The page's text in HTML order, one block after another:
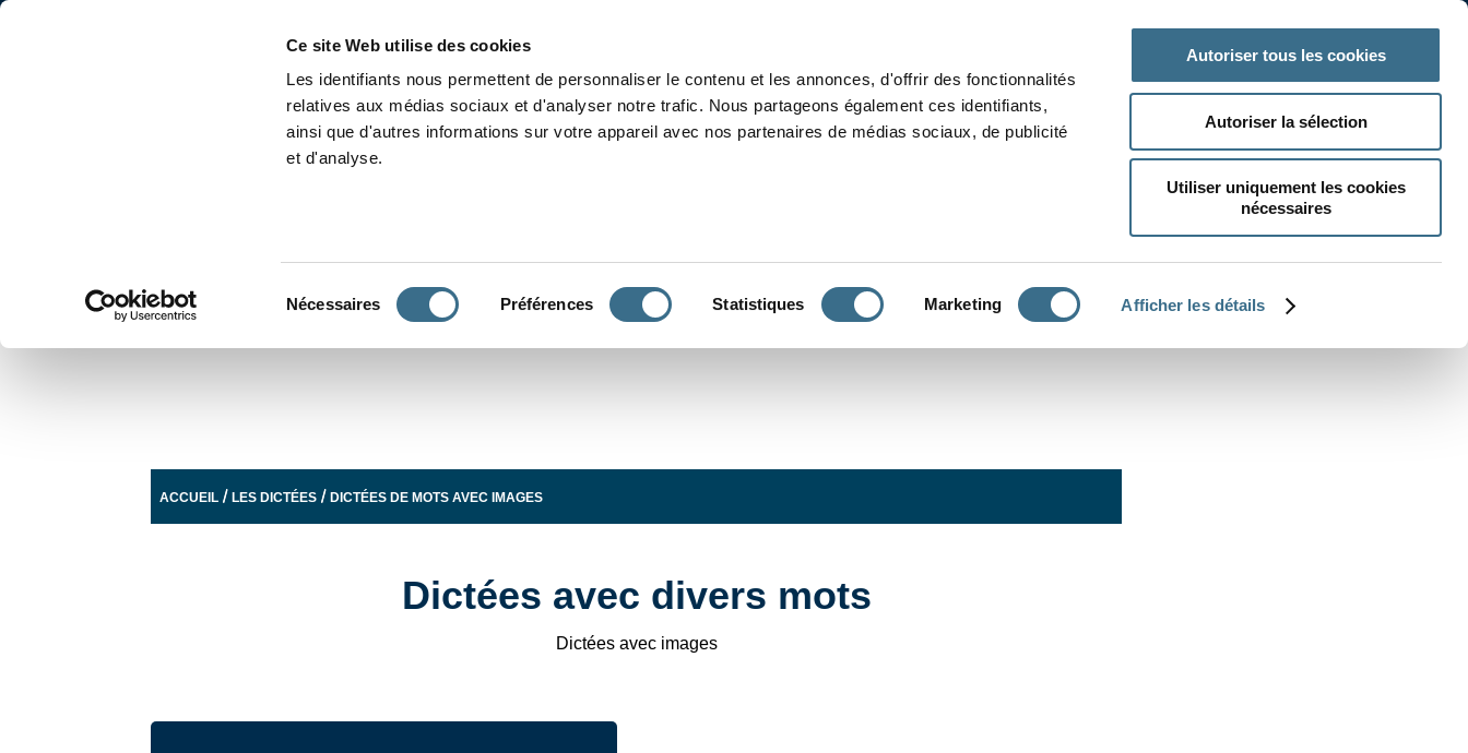
Ce site Web utilise des cookies
Les identifiants nous permettent de personnaliser le contenu et les annonces, d'offrir des fonctionnalités
relatives aux médias sociaux et d'analyser notre trafic. Nous partageons également ces identifiants,
ainsi que d'autres informations sur votre appareil avec nos partenaires de médias sociaux, de publicité
et d'analyse.
Nécessaires Préférences Statistiques Marketing Afficher les détails
Autoriser tous les cookies
Autoriser la sélection
Utiliser uniquement les cookies
nécessaires
ACCUEIL /LES DICTÉES /DICTÉES DE MOTS AVEC IMAGES
Dictées avec divers mots
Dictées avec images